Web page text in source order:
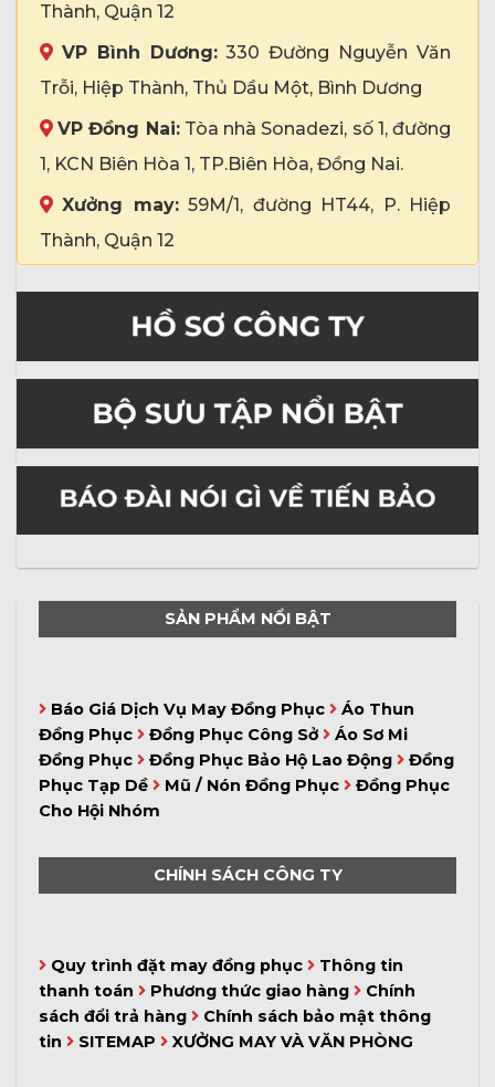
Thành, Quận 12
VP Bình Dương:330 Đường Nguyễn Văn
Trỗi, Hiệp Thành, Thủ Dầu Một, Bình Dương
VP Đồng Nai:Tòa nhà Sonadezi, số 1, đường
1, KCN Biên Hòa 1, TP.Biên Hòa, Đồng Nai.
Xưởng may:59M/1, đường HT44, P. Hiệp
Thành, Quận 12
SẢN PHẨM NỔI BẬT
Báo Giá Dịch Vụ May Đồng Phục
Áo Thun
Đồng Phục
Đồng Phục Công Sở
Áo Sơ Mi
Đồng Phục
Đồng Phục Bảo Hộ Lao Động
Đồng
Phục Tạp Dề
Mũ / Nón Đồng Phục
Đồng Phục
Cho Hội Nhóm
CHÍNH SÁCH CÔNG TY
Quy trình đặt may đồng phục
Thông tin
thanh toán
Phương thức giao hàng
Chính
sách đổi trả hàng
Chính sách bảo mật thông
tin
SITEMAP XƯỞNG MAY VÀ VĂN PHÒNG